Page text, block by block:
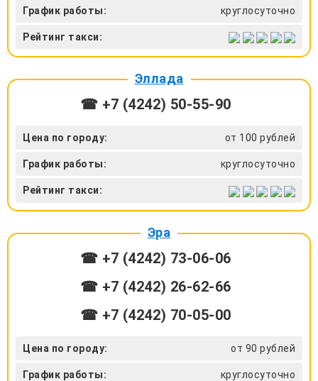
График работы: круглосуточно
Рейтинг такси:
Эллада
☎ +7 (4242) 50-55-90
Цена по городу: от 100 рублей
График работы: круглосуточно
Рейтинг такси:
Эра
☎ +7 (4242) 73-06-06
☎ +7 (4242) 26-62-66
☎ +7 (4242) 70-05-00
Цена по городу: от 90 рублей
График работы: круглосуточно